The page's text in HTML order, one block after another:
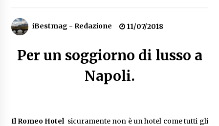
04/03/2019
Speciale Vini Rosè Italiani
31/07/2018
iBestmag - Redazione 11/07/2018
Per un soggiorno di lusso a
Napoli.
Il Romeo Hotelsicuramente non è un hotel come tutti gli